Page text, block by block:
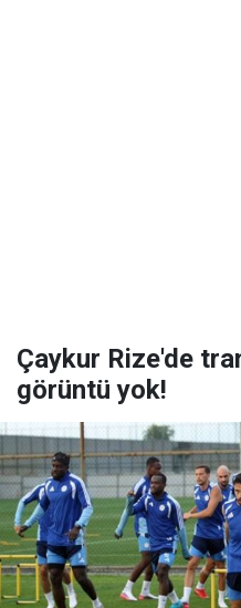
Çaykur Rize'de
görüntü yok!